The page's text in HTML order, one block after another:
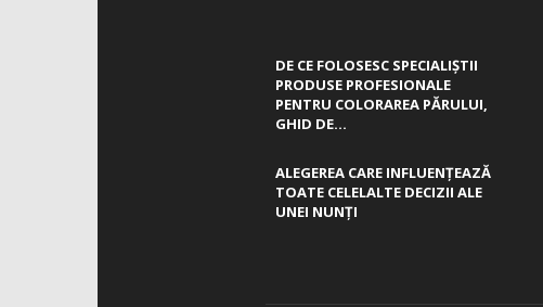
DE CE FOLOSESC SPECIALIȘTII
PRODUSE PROFESIONALE
PENTRU COLORAREA PĂRULUI,
GHID DE...
ALEGEREA CARE INFLUENȚEAZĂ
TOATE CELELALTE DECIZII ALE
UNEI NUNȚI